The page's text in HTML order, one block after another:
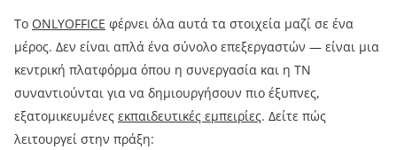
Το ONLYOFFICE φέρνει όλα αυτά τα στοιχεία μαζί σε ένα
μέρος. Δεν είναι απλά ένα σύνολο επεξεργαστών — είναι μια
κεντρική πλατφόρμα όπου η συνεργασία και η ΤΝ
συναντιούνται για να δημιουργήσουν πιο έξυπνες,
εξατομικευμένες εκπαιδευτικές εμπειρίες. Δείτε πώς
λειτουργεί στην πράξη: